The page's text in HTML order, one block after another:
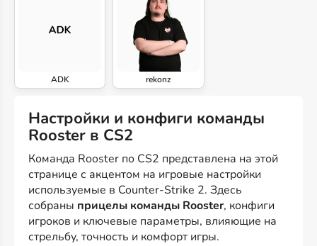
ADK rekonz
Настройки и конфиги команды
Rooster в CS2
Команда Rooster по CS2 представлена на этой
странице с акцентом на игровые настройки
используемые в Counter-Strike 2. Здесь
собраны прицелы команды Rooster, конфиги
игроков и ключевые параметры, влияющие на
стрельбу, точность и комфорт игры.